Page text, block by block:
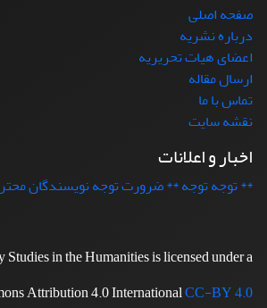
صفحه اصلی
درباره نشریه
اعضای هیات تحریریه
ارسال مقاله
تماس با ما
نقشه سایت
اخبار و اعلانات
** توجه توجه ** ضرورت توجه نویسندگان
in the Humanities is licensed under a
Attribution 4.0 InternationalCC-BY 4.0